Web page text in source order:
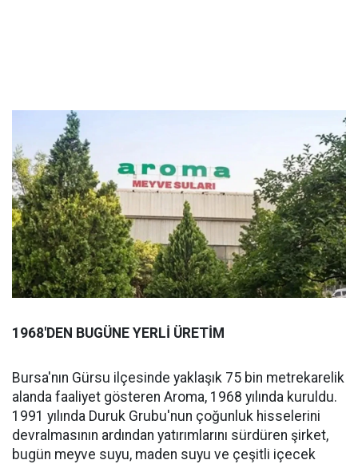
1968'DEN BUGÜNE YERLİ ÜRETİM
Bursa'nın Gürsu ilçesinde yaklaşık 75 bin metrekarelik
alanda faaliyet gösteren Aroma, 1968 yılında kuruldu.
1991 yılında Duruk Grubu'nun çoğunluk hisselerini
devralmasının ardından yatırımlarını sürdüren şirket,
bugün meyve suyu, maden suyu ve çeşitli içecek